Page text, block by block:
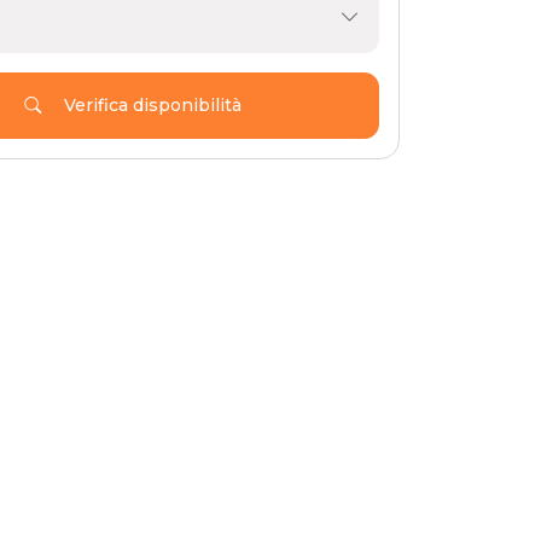
Verifica disponibilità